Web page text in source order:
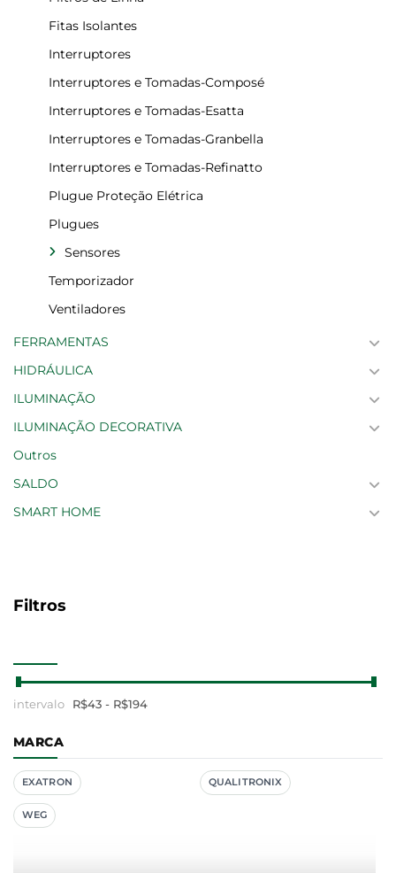
Fitas Isolantes
Interruptores
Interruptores e Tomadas-Composé
Interruptores e Tomadas-Esatta
Interruptores e Tomadas-Granbella
Interruptores e Tomadas-Refinatto
Plugue Proteção Elétrica
Plugues
Sensores
Temporizador
Ventiladores
FERRAMENTAS
HIDRÁULICA
ILUMINAÇÃO
ILUMINAÇÃO DECORATIVA
Outros
SALDO
SMART HOME
Filtros
R$43 - R$194
MARCA
EXATRON QUALITRONIX
WEG